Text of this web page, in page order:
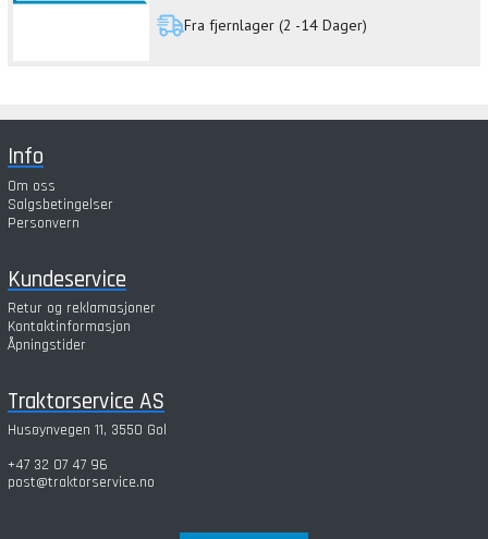
Fra fjernlager (2 -14 Dager)
Info
Om oss
Salgsbetingelser
Personvern
Kundeservice
Retur og reklamasjoner
Kontaktinformasjon
Åpningstider
Traktorservice AS
Husøynvegen 11, 3550 Gol
+47 32 07 47 96
post@traktorservice.no